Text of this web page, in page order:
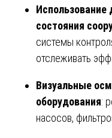
Использование
состояния
системы
отслеживать
Визуальные
оборудования:
насосов,